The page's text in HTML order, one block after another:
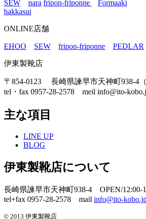
SEW
nara fripon-friponne
Formaaki
hakkasui
ONLINE店舗
EHOO SEW fripon-friponne PEDLAR
伊東製靴店
〒854-0123 長崎県諫早市天神町938-4（
tel・fax 0957-28-2578 meil info@ito-
主な項目
LINE UP
BLOG
伊東製靴店について
長崎県諫早市天神町938-4 OPEN/12:00-
tel+fax 0957-28-2578 mail info@ito-
© 2013 伊東製靴店